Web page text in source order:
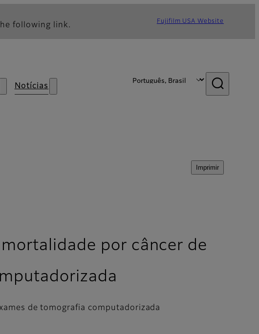
following link. Fujifilm USA Website
Notícias
Imprimir
por câncer de
de tomografia computadorizada